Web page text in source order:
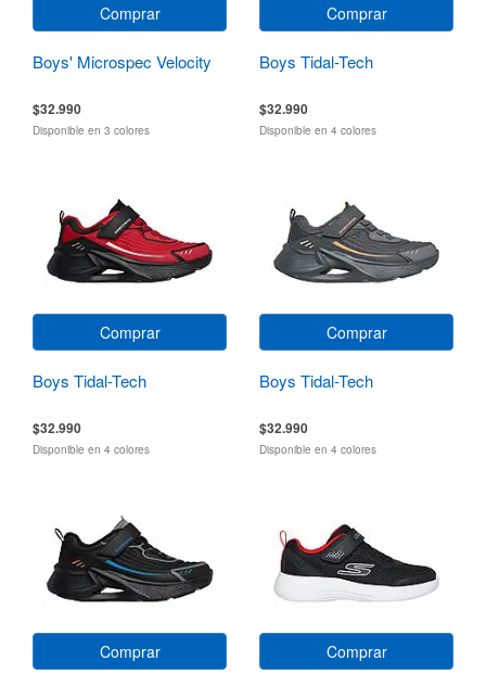
Comprar
Boys' Microspec Velocity
$32.990
Disponible en 3 colores
Comprar
Boys Tidal-Tech
$32.990
Disponible en 4 colores
Comprar
Boys Tidal-Tech
$32.990
Disponible en 4 colores
Comprar
Boys Tidal-Tech
$32.990
Disponible en 4 colores
Comprar Comprar